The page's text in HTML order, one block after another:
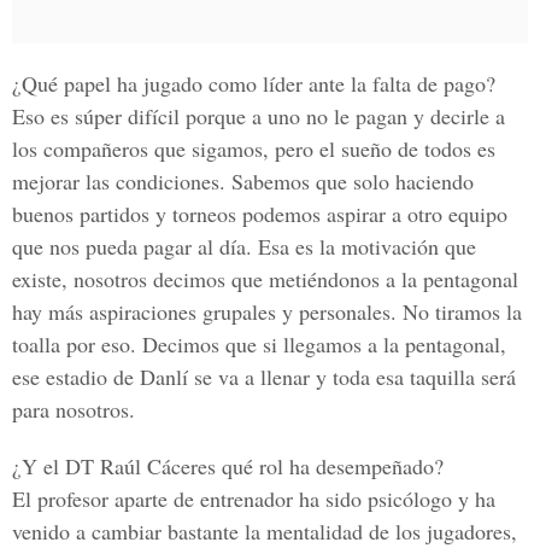
¿Qué papel ha jugado como líder ante la falta de pago?
Eso es súper difícil porque a uno no le pagan y decirle a
los compañeros que sigamos, pero el sueño de todos es
mejorar las condiciones. Sabemos que solo haciendo
buenos partidos y torneos podemos aspirar a otro equipo
que nos pueda pagar al día. Esa es la motivación que
existe, nosotros decimos que metiéndonos a la pentagonal
hay más aspiraciones grupales y personales. No tiramos la
toalla por eso. Decimos que si llegamos a la pentagonal,
ese estadio de Danlí se va a llenar y toda esa taquilla será
para nosotros.
¿Y el DT Raúl Cáceres qué rol ha desempeñado?
El profesor aparte de entrenador ha sido psicólogo y ha
venido a cambiar bastante la mentalidad de los jugadores,